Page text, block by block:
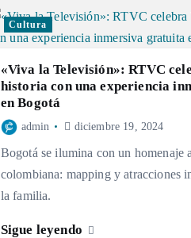
Cultura
«Viva la Televisión»: RTVC
historia con una experiencia
en Bogotá
admin diciembre 19, 2024
Bogotá se ilumina con un homenaje
colombiana: mapping y atracciones
la familia.
Sigue leyendo